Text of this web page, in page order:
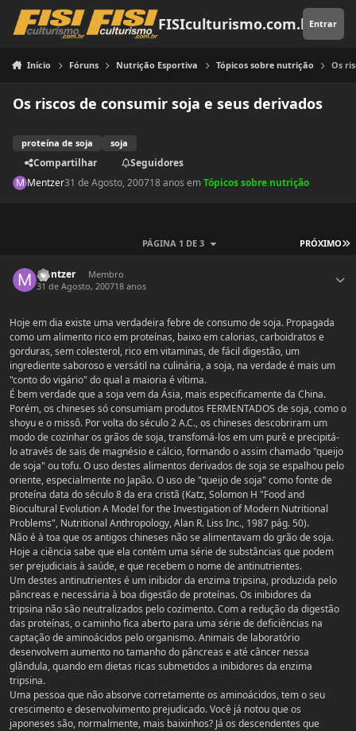
Pular para o conteúdo
FISIculturismo.com.brEntrar
Início Fóruns Nutrição Esportiva Tópicos sobre nutrição Os
Os riscos de consumir soja e seus derivados
proteína de soja soja
Compartilhar
Seguidores
Mentzer31 de Agosto, 200718 anos emTópicos sobre nutrição
PRÓXIMO
PÁGINA 1 DE 3
Mentzer
Membro
31 de Agosto, 200718 anos
Hoje em dia existe uma verdadeira febre de consumo de soja. Propagada
como um alimento rico em proteínas, baixo em calorias, carboidratos e
gorduras, sem colesterol, rico em vitaminas, de fácil digestão, um
ingrediente saboroso e versátil na culinária, a soja, na verdade é mais um
"conto do vigário" do qual a maioria é vítima.
É bem verdade que a soja vem da Ásia, mais especificamente da China.
Porém, os chineses só consumiam produtos FERMENTADOS de soja, como o
shoyu e o missô. Por volta do século 2 A.C., os chineses descobriram um
modo de cozinhar os grãos de soja, transfomá-los em um purê e precipitá-
lo através de sais de magnésio e cálcio, formando o assim chamado "queijo
de soja" ou tofu. O uso destes alimentos derivados de soja se espalhou pelo
oriente, especialmente no Japão. O uso de "queijo de soja" como fonte de
proteína data do século 8 da era cristã (Katz, Solomon H "Food and
Biocultural Evolution A Model for the Investigation of Modern Nutritional
Problems", Nutritional Anthropology, Alan R. Liss Inc., 1987 pág. 50).
Não é à toa que os antigos chineses não se alimentavam do grão de soja.
Hoje a ciência sabe que ela contém uma série de substâncias que podem
ser prejudiciais à saúde, e que recebem o nome de antinutrientes.
Um destes antinutrientes é um inibidor da enzima tripsina, produzida pelo
pâncreas e necessária à boa digestão de proteínas. Os inibidores da
tripsina não são neutralizados pelo cozimento. Com a redução da digestão
das proteínas, o caminho fica aberto para uma série de deficiências na
captação de aminoácidos pelo organismo. Animais de laboratório
desenvolvem aumento no tamanho do pâncreas e até câncer nessa
glândula, quando em dietas ricas submetidos a inibidores da enzima
tripsina.
Uma pessoa que não absorve corretamente os aminoácidos, tem o seu
crescimento e desenvolvimento prejudicado. Você já notou que os
japoneses são, normalmente, mais baixinhos? Já os descendentes que